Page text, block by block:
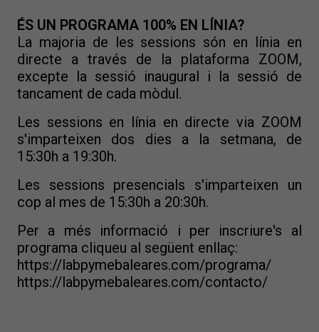
ÉS UN PROGRAMA 100% EN LÍNIA?
La majoria de les sessions són en línia en
directe a través de la plataforma ZOOM,
excepte la sessió inaugural i la sessió de
tancament de cada mòdul.
Les sessions en línia en directe via ZOOM
s'imparteixen dos dies a la setmana, de
15:30h a 19:30h.
Les sessions presencials s'imparteixen un
cop al mes de 15:30h a 20:30h.
Per a més informació i per inscriure's al
programa cliqueu al següent enllaç:
https://labpymebaleares.com/programa/
https://labpymebaleares.com/contacto/